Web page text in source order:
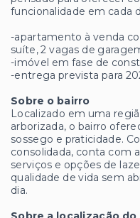
funcionalidade em cada
-apartamento à venda
suíte, 2 vagas de
-imóvel em fase de
-entrega prevista para
Sobre o bairro
Localizado em uma
arborizada, o bairro
sossego e praticidade.
consolidada, conta com
serviços e opções de
qualidade de vida sem
dia.